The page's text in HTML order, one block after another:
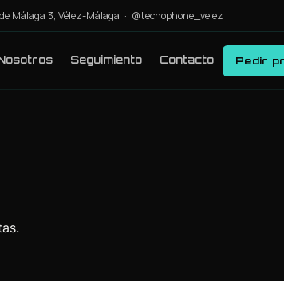
Málaga 3, Vélez-Málaga · @tecnophone_velez
Seguimiento Contacto Pedir